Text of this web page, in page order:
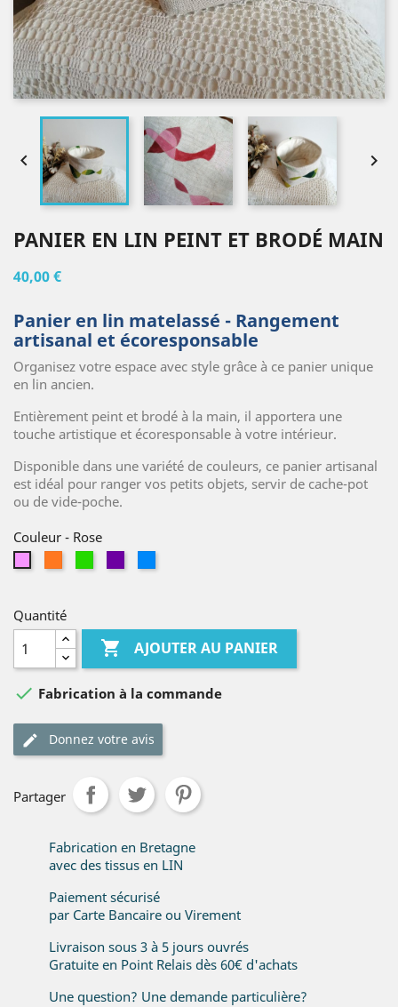
 
PANIER EN LIN PEINT ET BRODÉ MAIN
40,00 €
Panier en lin matelassé - Rangement
artisanal et écoresponsable
Organisez votre espace avec style grâce à ce panier unique
en lin ancien.
Entièrement peint et brodé à la main, il apportera une
touche artistique et écoresponsable à votre intérieur.
Disponible dans une variété de couleurs, ce panier artisanal
est idéal pour ranger vos petits objets, servir de cache-pot
ou de vide-poche.
Couleur - Rose
Quantité
 AJOUTER AU PANIER
 Fabrication à la commande
Donnez votre avis
Partager
Fabrication en Bretagne
avec des tissus en LIN
Paiement sécurisé
par Carte Bancaire ou Virement
Livraison sous 3 à 5 jours ouvrés
Gratuite en Point Relais dès 60€ d'achats
Une question? Une demande particulière?